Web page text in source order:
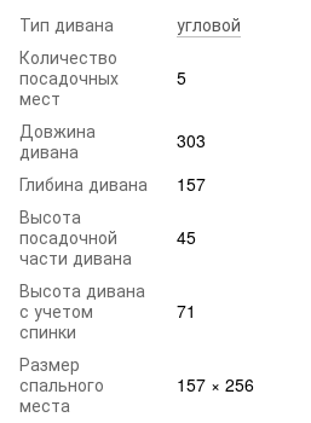
Тип дивана
угловой
Количество
посадочных
мест
5
Довжина
дивана
303
Глибина дивана
157
Высота
посадочной
части дивана
45
Высота дивана
с учетом
спинки
71
Размер
спального
места
157 × 256